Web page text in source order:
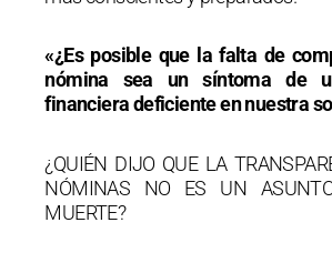
«¿Es posible que la falta de
nómina sea un síntoma de
financiera deficiente en nuestra
¿QUIÉN DIJO QUE LA
NÓMINAS NO ES UN
MUERTE?